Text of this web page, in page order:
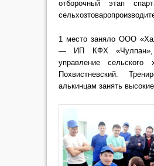
отборочный этап
1 место заняло ООО
— ИП КФХ
управление сельского
Похвистневский.
алькинцам занять